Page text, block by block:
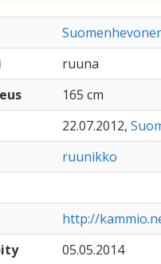
ruuna
165 cm
22.07.2012,
ruunikko
http://
05.05.2014